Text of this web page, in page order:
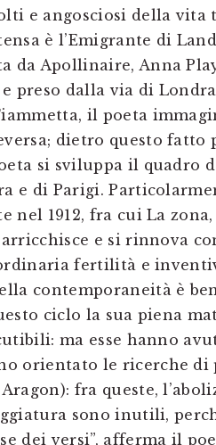
e angosciosi della vita
è l’Emigrante di
da Apollinaire, Anna
preso dalla via di
il poeta
dietro questo fatto
si sviluppa il quadro
e di Parigi.
nel 1912, fra cui La
arricchisce e si rinnova
fertilità e
contemporaneità è
ciclo la sua piena
ma esse hanno
orientato le ricerche di
Aragon): fra queste,
sono inutili,
dei versi”, afferma il